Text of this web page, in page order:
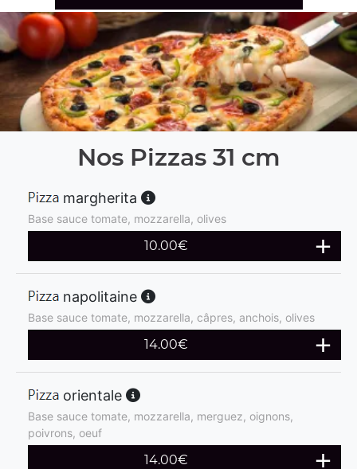
Nos Pizzas 31 cm
margherita
Base sauce tomate, mozzarella, olives
10.00€
napolitaine
Base sauce tomate, mozzarella, câpres, anchois, olives
14.00€
orientale
Base sauce tomate, mozzarella, merguez, oignons,
poivrons, oeuf
14.00€